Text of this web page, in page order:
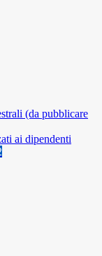
(da pubblicare
ai dipendenti